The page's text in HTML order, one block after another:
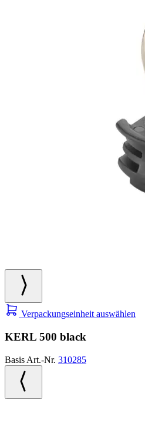
Verpackungseinheit auswählen
KERL 500 black
Basis Art.-Nr. 310285